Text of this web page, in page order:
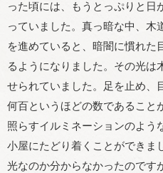
った頃には、もうとっぷりと日
っていました。真っ暗な中、木
を進めていると、暗闇に慣れた
るようになりました。その光は
せられていました。足を止め、
何百というほどの数であること
照らすイルミネーションのよう
小屋にたどり着くことができま
光なのか分からなかったのです